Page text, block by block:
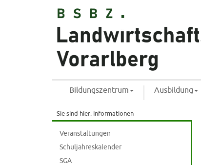
Bildungszentrum Ausbildung
Sie sind hier: Informationen
Veranstaltungen
Schuljahreskalender
SGA